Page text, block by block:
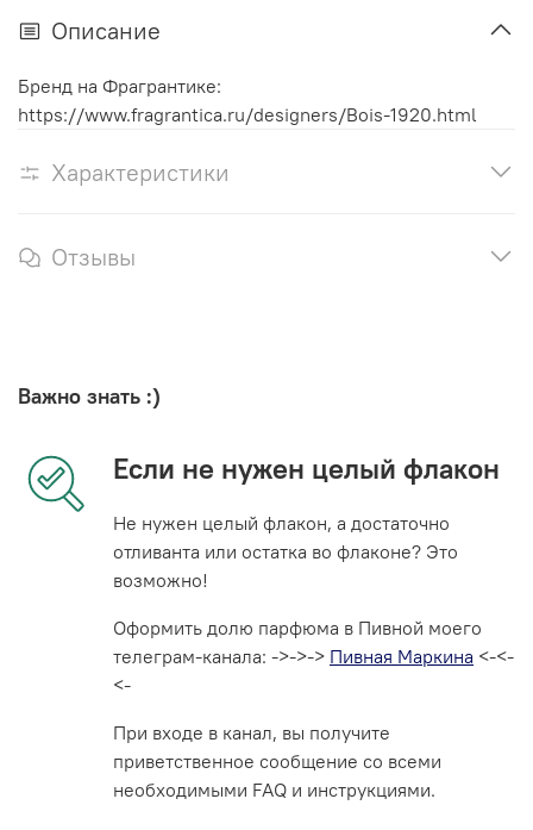
Описание
Бренд на Фрагрантике:
https://www.fragrantica.ru/designers/Bois-1920.html
Характеристики
Отзывы
Важно знать :)
Если не нужен целый флакон
Не нужен целый флакон, а достаточно
отливанта или остатка во флаконе? Это
возможно!
Оформить долю парфюма в Пивной моего
телеграм-канала: ->->-> Пивная Маркина <-<-
<-
При входе в канал, вы получите
приветственное сообщение со всеми
необходимыми FAQ и инструкциями.